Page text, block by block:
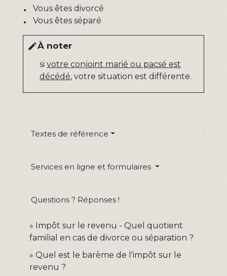
Vous êtes divorcé
Vous êtes séparé
editÀ noter
si votre conjoint marié ou pacsé est
décédé, votre situation est différente.
Textes de référence
Services en ligne et formulaires
Questions ? Réponses !
Impôt sur le revenu - Quel quotient
familial en cas de divorce ou séparation ?
Quel est le barème de l'impôt sur le
revenu ?